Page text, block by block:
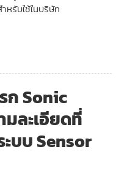
หรับใช้ในบริษัท
ก Sonic
มละเอียดที่
บบ Sensor